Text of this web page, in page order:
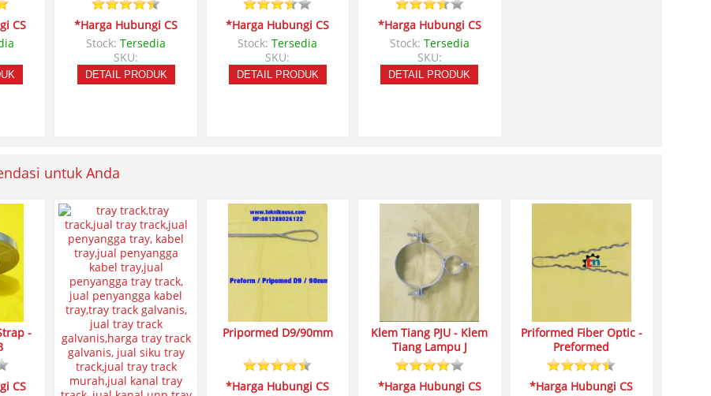
CS
*Harga Hubungi CS
Stock:Tersedia
SKU:
DETAIL PRODUK
*Harga Hubungi CS
Stock:Tersedia
SKU:
DETAIL PRODUK
*Harga Hubungi CS
Stock: Tersedia
SKU:
DETAIL PRODUK
untuk Anda
-
CS
Pripormed D9/90mm
*Harga Hubungi CS
Klem Tiang PJU - Klem
Tiang Lampu J
*Harga Hubungi CS
Priformed Fiber Optic -
Preformed
*Harga Hubungi CS